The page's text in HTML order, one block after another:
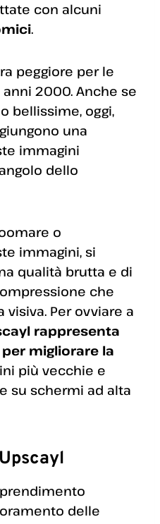
con alcuni
.
peggiore per le
2000. Anche se
bellissime, oggi,
una
immagini
dello
o
immagini, si
qualità brutta e di
che
visiva. Per ovviare a
rappresenta
migliorare la
più vecchie e
su schermi ad alta
delle